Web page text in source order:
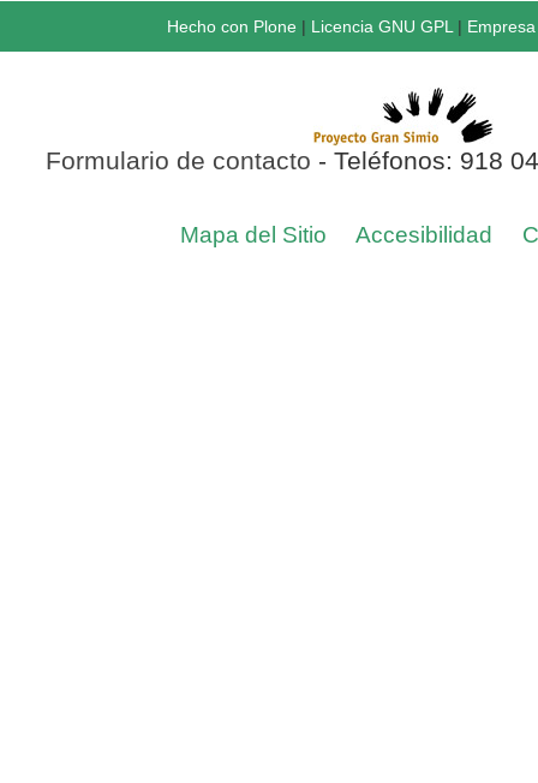
Hecho con Plone| Licencia GNU GPL|
Formulario de contacto - Teléfonos: 918
Mapa del Sitio Accesibilidad